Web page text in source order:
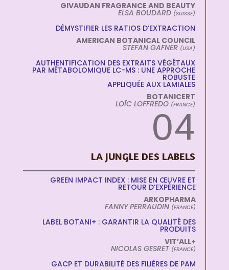
GIVAUDAN FRAGRANCE AND BEAUTY
ELSA BOUDARD (SUISSE)
DÉMYSTIFIER LES RATIOS D’EXTRACTION
AMERICAN BOTANICAL COUNCIL
STEFAN GAFNER (USA)
AUTHENTIFICATION DES EXTRAITS VÉGÉTAUX
PAR MÉTABOLOMIQUE LC-MS : UNE APPROCHE
ROBUSTE
APPLIQUÉE AUX LAMIALES
BOTANICERT
LOÏC LOFFREDO (FRANCE)
04
LA JUNGLE DES LABELS
GREEN IMPACT INDEX : MISE EN ŒUVRE ET
RETOUR D’EXPÉRIENCE
ARKOPHARMA
FANNY PERRAUDIN (FRANCE)
LABEL BOTANI+ : GARANTIR LA QUALITÉ DES
PRODUITS
VIT’ALL+
NICOLAS GESRET (FRANCE)
GACP ET DURABILITÉ DES FILIÈRES DE PAM